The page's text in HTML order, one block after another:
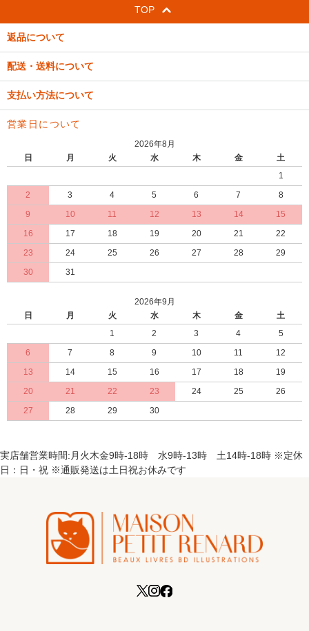
TOP
返品について
配送・送料について
支払い方法について
営業日について
2026年8月
日
月 火 水 木 金
土
1
2
3 4 5 6 7
8
9
10 11 12 13 14
15
16
17 18 19 20 21
22
23
24 25 26 27 28
29
30
31
2026年9月
日
月 火 水 木 金
土
1
2 3 4
5
6
7 8 9 10 11
12
13
14 15 16 17 18
19
20
21 22 23 24 25
26
27
28 29 30
実店舗営業時間:月火木金9時-18時 水9時-13時 土14時-18時 ※定休
日：日・祝 ※通販発送は土日祝お休みです